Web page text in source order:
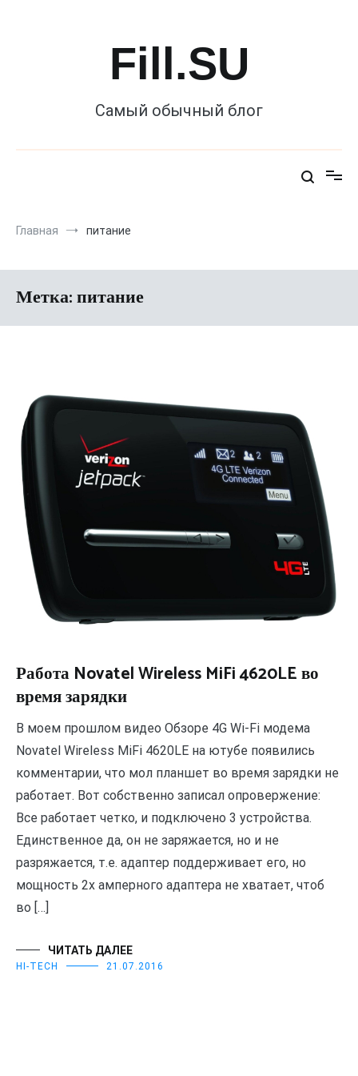
Fill.SU
Самый обычный блог
Главная питание
Метка:питание
Работа Novatel Wireless MiFi 4620LE во
время зарядки
В моем прошлом видео Обзоре 4G Wi-Fi модема
Novatel Wireless MiFi 4620LE на ютубе появились
комментарии, что мол планшет во время зарядки не
работает. Вот собственно записал опровержение:
Все работает четко, и подключено 3 устройства.
Единственное да, он не заряжается, но и не
разряжается, т.е. адаптер поддерживает его, но
мощность 2х амперного адаптера не хватает, чтоб
во […]
ЧИТАТЬ ДАЛЕЕ
HI-TECH 21.07.2016